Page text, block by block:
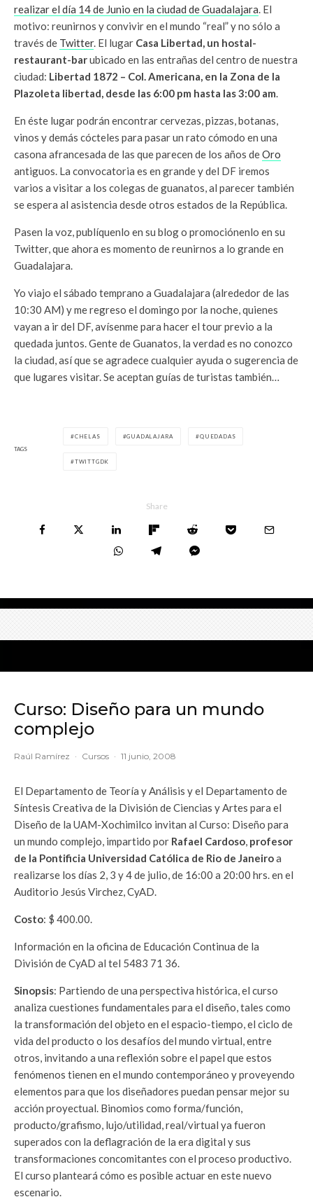
realizar el día 14 de Junio en la ciudad de Guadalajara. El
motivo: reunirnos y convivir en el mundo “real” y no sólo a
través de Twitter. El lugar Casa Libertad, un hostal-
restaurant-barubicado en las entrañas del centro de nuestra
ciudad: Libertad 1872 – Col. Americana, en la Zona de la
Plazoleta libertad, desde las 6:00 pm hasta las 3:00 am.
En éste lugar podrán encontrar cervezas, pizzas, botanas,
vinos y demás cócteles para pasar un rato cómodo en una
casona afrancesada de las que parecen de los años deOro
antiguos. La convocatoria es en grande y del DF iremos
varios a visitar a los colegas de guanatos, al parecer también
se espera al asistencia desde otros estados de la República.
Pasen la voz, publíquenlo en su blog o promociónenlo en su
Twitter, que ahora es momento de reunirnos a lo grande en
Guadalajara.
Yo viajo el sábado temprano a Guadalajara (alrededor de las
10:30 AM) y me regreso el domingo por la noche, quienes
vayan a ir del DF, avísenme para hacer el tour previo a la
quedada juntos. Gente de Guanatos, la verdad es no conozco
la ciudad, así que se agradece cualquier ayuda o sugerencia de
que lugares visitar. Se aceptan guías de turistas también…
TAGS
CHELAS GUADALAJARA QUEDADAS
TWITTGDK
Share
Curso: Diseño para un mundo
complejo
Raúl Ramírez · Cursos · 11 junio, 2008
El Departamento de Teoría y Análisis y el Departamento de
Síntesis Creativa de la División de Ciencias y Artes para el
Diseño de la UAM-Xochimilco invitan al Curso: Diseño para
un mundo complejo, impartido por Rafael Cardoso, profesor
de la Pontificia Universidad Católica de Rio de Janeiroa
realizarse los días 2, 3 y 4 de julio, de 16:00 a 20:00 hrs. en el
Auditorio Jesús Virchez, CyAD.
Costo: $ 400.00.
Información en la oficina de Educación Continua de la
División de CyAD al tel 5483 71 36.
Sinopsis: Partiendo de una perspectiva histórica, el curso
analiza cuestiones fundamentales para el diseño, tales como
la transformación del objeto en el espacio-tiempo, el ciclo de
vida del producto o los desafíos del mundo virtual, entre
otros, invitando a una reflexión sobre el papel que estos
fenómenos tienen en el mundo contemporáneo y proveyendo
elementos para que los diseñadores puedan pensar mejor su
acción proyectual. Binomios como forma/función,
producto/grafismo, lujo/utilidad, real/virtual ya fueron
superados con la deflagración de la era digital y sus
transformaciones concomitantes con el proceso productivo.
El curso planteará cómo es posible actuar en este nuevo
escenario.